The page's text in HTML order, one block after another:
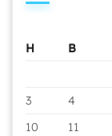
H B
3
4
10
11